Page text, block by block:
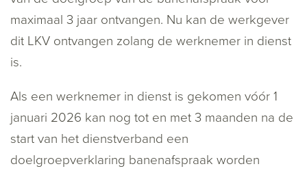
maximaal 3 jaar ontvangen. Nu kan de werkgever
dit LKV ontvangen zolang de werknemer in dienst
is.
Als een werknemer in dienst is gekomen vóór 1
januari 2026 kan nog tot en met 3 maanden na de
start van het dienstverband een
doelgroepverklaring banenafspraak worden